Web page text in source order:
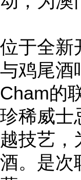
位于全新
与鸡尾酒
Cham的
珍稀威士
越技艺，
酒。是次